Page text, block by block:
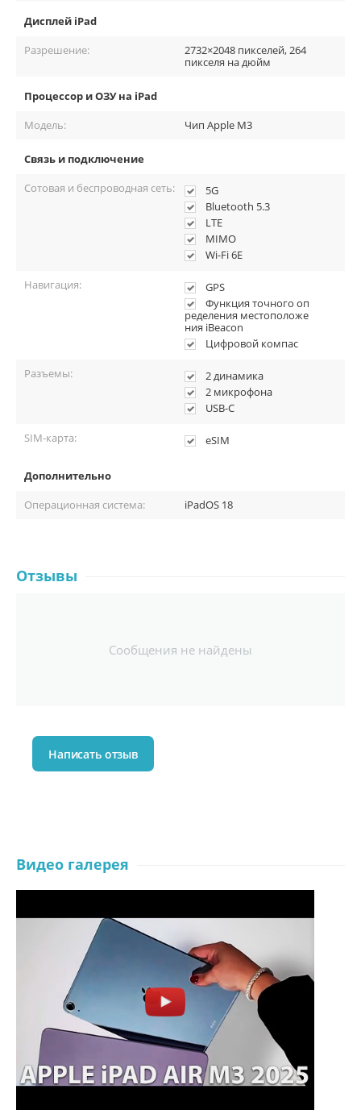
Дисплей iPad
Разрешение:
2732×2048 пикселей, 264
пикселя на дюйм
Процессор и ОЗУ на iPad
Модель:
Чип Apple M3
Связь и подключение
Сотовая и беспроводная сеть:
5G
Bluetooth 5.3
LTE
MIMO
Wi-Fi 6E
Навигация:
GPS
Функция точного оп
ределения местоположе
ния iBeacon
Цифровой компас
Разъемы:
2 динамика
2 микрофона
USB-C
SIM-карта: eSIM
Дополнительно
Операционная система:
iPadOS 18
Отзывы
Сообщения не найдены
Написать отзыв
Видео галерея